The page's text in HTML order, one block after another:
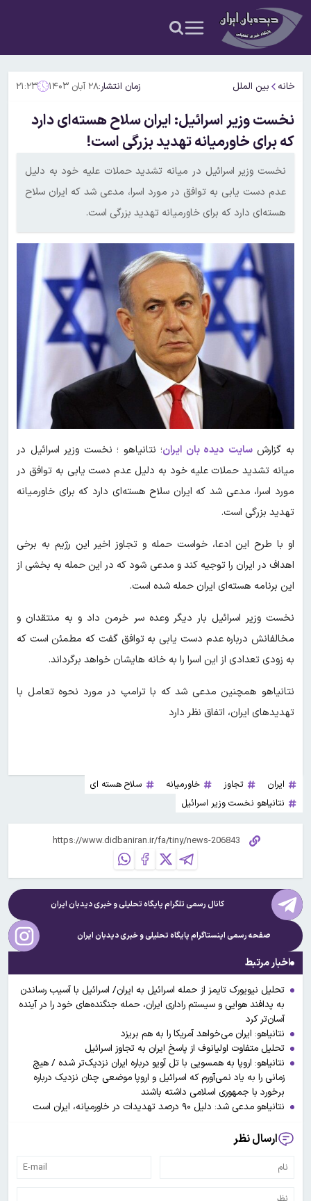
خانه بین الملل زمان انتشار:۲۸ آبان ۱۴۰۳ ۲۱:۲۳
نخست وزیر اسرائیل: ایران سلاح هسته‌ای دارد
که برای خاورمیانه تهدید بزرگی است!
نخست وزیر اسرائیل در میانه تشدید حملات علیه خود به دلیل
عدم دست یابی به توافق در مورد اسرا، مدعی شد که ایران سلاح
هسته‌ای دارد که برای خاورمیانه تهدید بزرگی است.
به گزارشسایت دیده بان ایران؛ نتانیاهو ؛ نخست وزیر اسرائیل در
میانه تشدید حملات علیه خود به دلیل عدم دست یابی به توافق در
مورد اسرا، مدعی شد که ایران سلاح هسته‌ای دارد که برای خاورمیانه
تهدید بزرگی است.
او با طرح این ادعا، خواست حمله و تجاوز اخیر این رژیم به برخی
اهداف در ایران را توجیه کند و مدعی شود که در این حمله به بخشی از
این برنامه هسته‌ای ایران حمله شده است.
نخست وزیر اسرائیل بار دیگر وعده سر خرمن داد و به منتقدان و
مخالفانش درباره عدم دست یابی به توافق گفت که مطمئن است که
به زودی تعدادی از این اسرا را به خانه هایشان خواهد برگرداند.
نتانیاهو همچنین مدعی شد که با ترامپ در مورد نحوه تعامل با
تهدیدهای ایران، اتفاق نظر دارد
ایران تجاوز خاورمیانه
سلاح هسته ای
نتانیاهو نخست وزیر اسرائیل
کانال رسمی تلگرام پایگاه تحلیلی و خبریدیدبان ایران
صفحه رسمی اینستاگرام پایگاه تحلیلی و خبریدیدبان ایران
اخبار مرتبط
تحلیل نیویورک تایمز از حمله اسرائیل به ایران/ اسرائیل با آسیب رساندن
به پدافند هوایی و سیستم راداری ایران، حمله جنگنده‌های خود را در آینده
آسان‌تر کرد
نتانیاهو: ایران می‌خواهد آمریکا را به هم بریزد
تحلیل متفاوت اولیانوف از پاسخ ایران به تجاوز اسرائیل
نتانیاهو: اروپا به همسویی با تل آویو درباره ایران نزدیک‌تر شده / هیچ
زمانی را به یاد نمی‌آورم که اسرائیل و اروپا موضعی چنان نزدیک درباره
برخورد با جمهوری اسلامی داشته باشند
نتانیاهو مدعی شد: دلیل ۹۰ درصد تهدیدات در خاورمیانه، ایران است
ارسال نظر